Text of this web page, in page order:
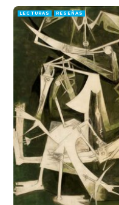
LECTURAS RESEÑAS